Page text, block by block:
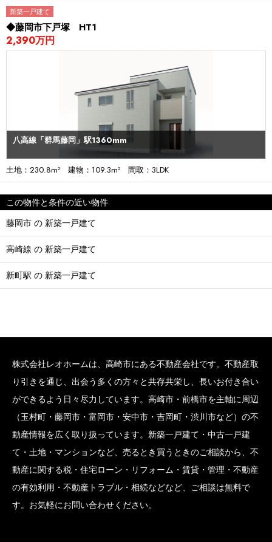
新築一戸建て
◆藤岡市下戸塚 HT1
2,390万円
八高線「群馬藤岡」駅1360mm
土地：230.8m² 建物：109.3m² 間取：3LDK
この物件と条件の近い物件
藤岡市 の 新築一戸建て
高崎線 の 新築一戸建て
新町駅 の 新築一戸建て
株式会社レオホームは、高崎市にある不動産会社です。不動産取
り引きを通じ、出会う多くの方々と共存共栄し、長いお付き合い
ができるよう日々尽力しています。高崎市・前橋市を主軸に周辺
（玉村町・藤岡市・富岡市・安中市・吉岡町・渋川市など）の不
動産情報を広く取り扱っています。新築一戸建て・中古一戸建
て・土地・マンションなど、売るとき買うときのご相談から、不
動産に関する税・住宅ローン・リフォーム・賃貸・管理・不動産
の有効利用・不動産トラブル・相続などなど、ご相談は無料で
す。お気軽にお問い合わせください。